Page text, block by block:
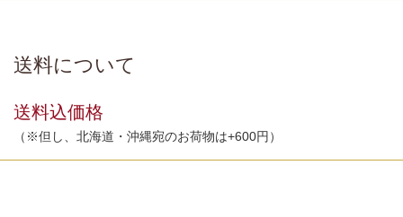
送料について
送料込価格
（※但し、北海道・沖縄宛のお荷物は+600円）